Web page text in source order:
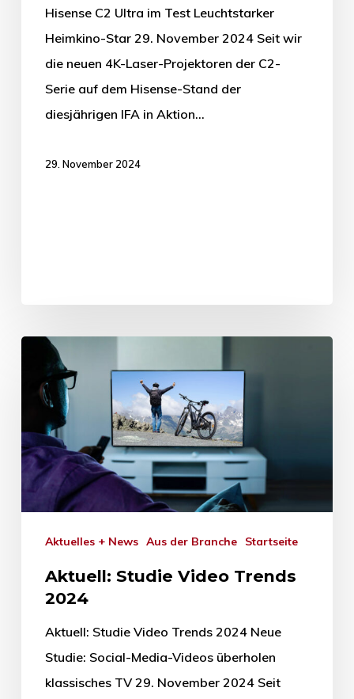
Hisense C2 Ultra im Test Leuchtstarker
Heimkino-Star 29. November 2024 Seit wir
die neuen 4K-Laser-Projektoren der C2-
Serie auf dem Hisense-Stand der
diesjährigen IFA in Aktion…
29. November 2024
Aktuelles + News Aus der Branche Startseite
Aktuell: Studie Video Trends
2024
Aktuell: Studie Video Trends 2024 Neue
Studie: Social-Media-Videos überholen
klassisches TV 29. November 2024 Seit